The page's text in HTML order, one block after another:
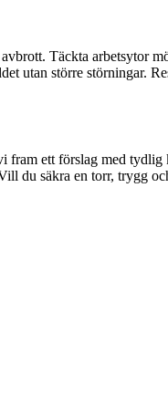
Täckta arbetsytor
utan större störningar.
ett förslag med
du säkra en torr, trygg